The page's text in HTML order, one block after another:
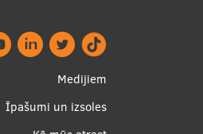
Medijiem
Īpašumi un izsoles